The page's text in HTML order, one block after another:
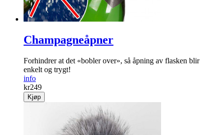
Champagneåpner
Forhindrer at det «bobler over», så åpning av flasken blir
enkelt og trygt!
info
kr249
Kjøp